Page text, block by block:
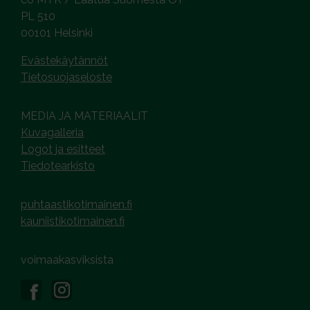
PL 510
00101 Helsinki
Evästekäytännöt
Tietosuojaseloste
MEDIA JA MATERIAALIT
Kuvagalleria
Logot ja esitteet
Tiedotearkisto
puhtaastikotimainen.fi
kauniistikotimainen.fi
voimaakasviksista